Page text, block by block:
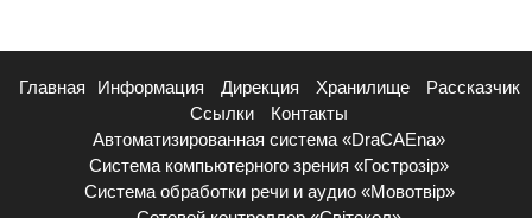
Главная Информация Дирекция Хранилище
Рассказчик
Ссылки
Контакты
Автоматизированная система «DraCAEna»
Система компьютерного зрения «Гострозір»
Система обработки речи и аудио «Мовотвір»